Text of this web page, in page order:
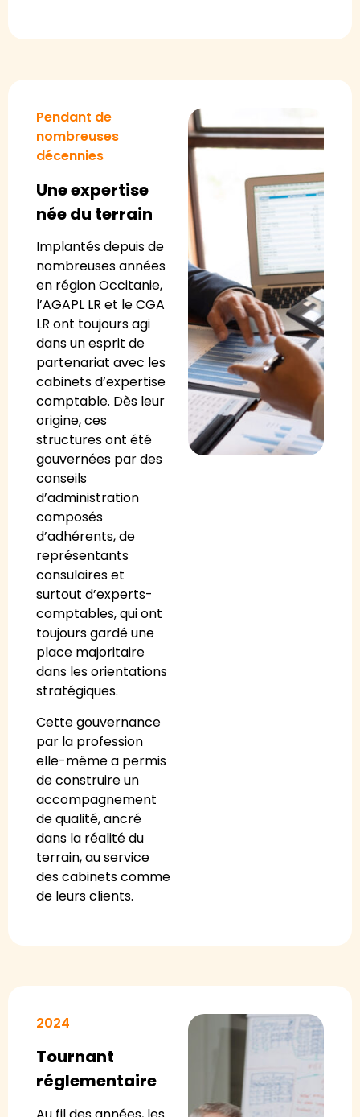
Pendant de
nombreuses
décennies
Une expertise
née du terrain
Implantés depuis de
nombreuses années
en région Occitanie,
l’AGAPL LR et le CGA
LR ont toujours agi
dans un esprit de
partenariat avec les
cabinets d’expertise
comptable. Dès leur
origine, ces
structures ont été
gouvernées par des
conseils
d’administration
composés
d’adhérents, de
représentants
consulaires et
surtout d’experts-
comptables, qui ont
toujours gardé une
place majoritaire
dans les orientations
stratégiques.
Cette gouvernance
par la profession
elle-même a permis
de construire un
accompagnement
de qualité, ancré
dans la réalité du
terrain, au service
des cabinets comme
de leurs clients.
2024
Tournant
réglementaire